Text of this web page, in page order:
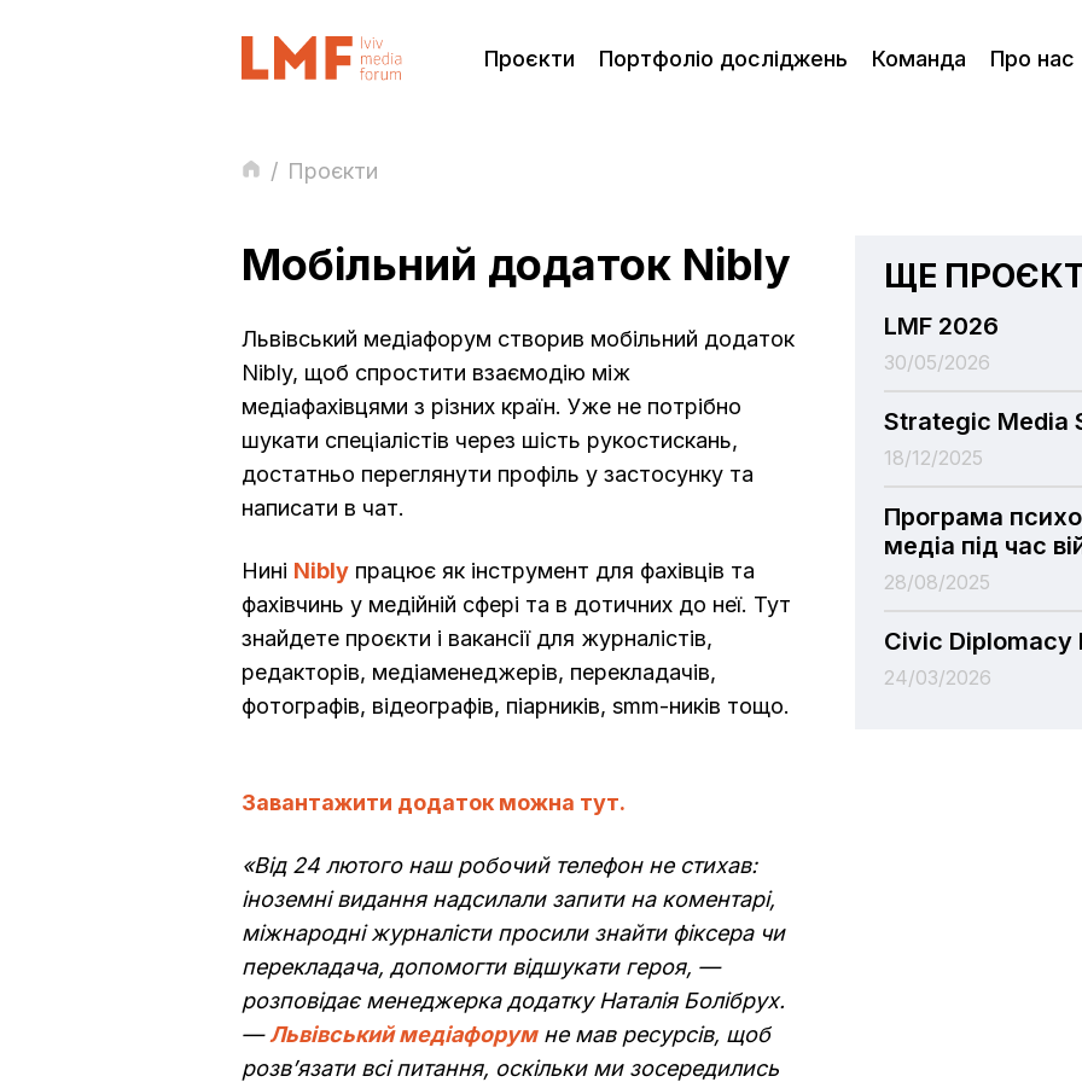
Проєкти Портфоліо досліджень Команда Про нас
/ Проєкти
Мобільний додаток Nibly
Львівський медіафорум створив мобільний додаток
Nibly, щоб спростити взаємодію між
медіафахівцями з різних країн. Уже не потрібно
шукати спеціалістів через шість рукостискань,
достатньо переглянути профіль у застосунку та
написати в чат.
Нині Nibly працює як інструмент для фахівців та
фахівчинь у медійній сфері та в дотичних до неї. Тут
знайдете проєкти і вакансії для журналістів,
редакторів, медіаменеджерів, перекладачів,
фотографів, відеографів, піарників, smm-ників тощо.
Завантажити додаток можна тут.
«Від 24 лютого наш робочий телефон не стихав:
іноземні видання надсилали запити на коментарі,
міжнародні журналісти просили знайти фіксера чи
перекладача, допомогти відшукати героя, —
розповідає менеджерка додатку Наталія Болібрух.
—Львівський медіафорумне мав ресурсів, щоб
розв’язати всі питання, оскільки ми зосередились
ЩЕ
LMF 2026
30/05/2026
Strategic Media
18/12/2025
Програма
медіа під час
28/08/2025
Civic Diplomacy
24/03/2026